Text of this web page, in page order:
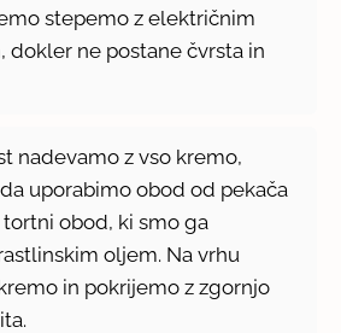
stepemo z električnim
dokler ne postane čvrsta in
nadevamo z vso kremo,
uporabimo obod od pekača
obod, ki smo ga
oljem. Na vrhu
in pokrijemo z zgornjo